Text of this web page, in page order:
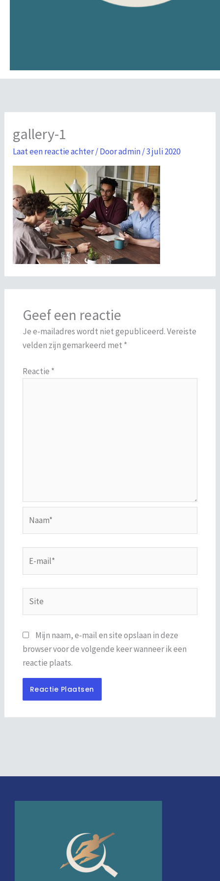
gallery-1
Laat een reactie achter/ Dooradmin/3 juli 2020
Geef een reactie
Je e-mailadres wordt niet gepubliceerd.Vereiste
velden zijn gemarkeerd met *
Reactie *
mail*
Mijn naam, e-mail en site opslaan in deze
browser voor de volgende keer wanneer ik een
reactie plaats.